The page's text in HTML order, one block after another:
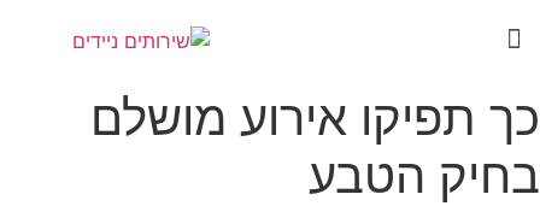
כך תפיקו אירוע מושלם
בחיק הטבע